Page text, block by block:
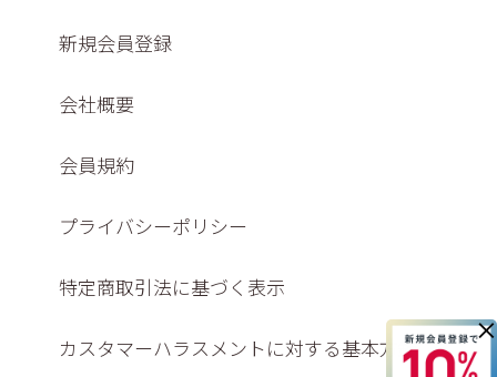
×
新規会員登録
会社概要
会員規約
プライバシーポリシー
特定商取引法に基づく表示
カスタマーハラスメントに対する基本方針